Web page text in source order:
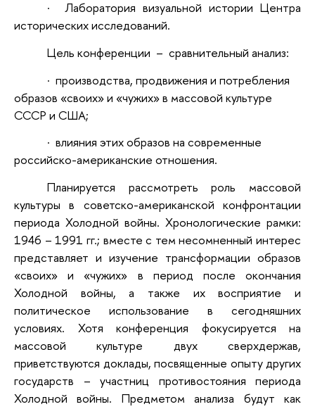
·
Лаборатория визуальной истории Центра
исторических исследований.
Цель конференции – сравнительный анализ:
· производства, продвижения и потребления
образов «своих» и «чужих» в массовой культуре
СССР и США;
· влияния этих образов на современные
российско-американские отношения.
Планируется рассмотреть роль массовой
культуры в советско-американской конфронтации
периода Холодной войны. Хронологические рамки:
1946 – 1991 гг.; вместе с тем несомненный интерес
представляет и изучение трансформации образов
«своих» и «чужих» в период после окончания
Холодной войны, а также их восприятие и
политическое использование в сегодняшних
условиях. Хотя конференция фокусируется на
массовой культуре двух сверхдержав,
приветствуются доклады, посвященные опыту других
государств – участниц противостояния периода
Холодной войны. Предметом анализа будут как